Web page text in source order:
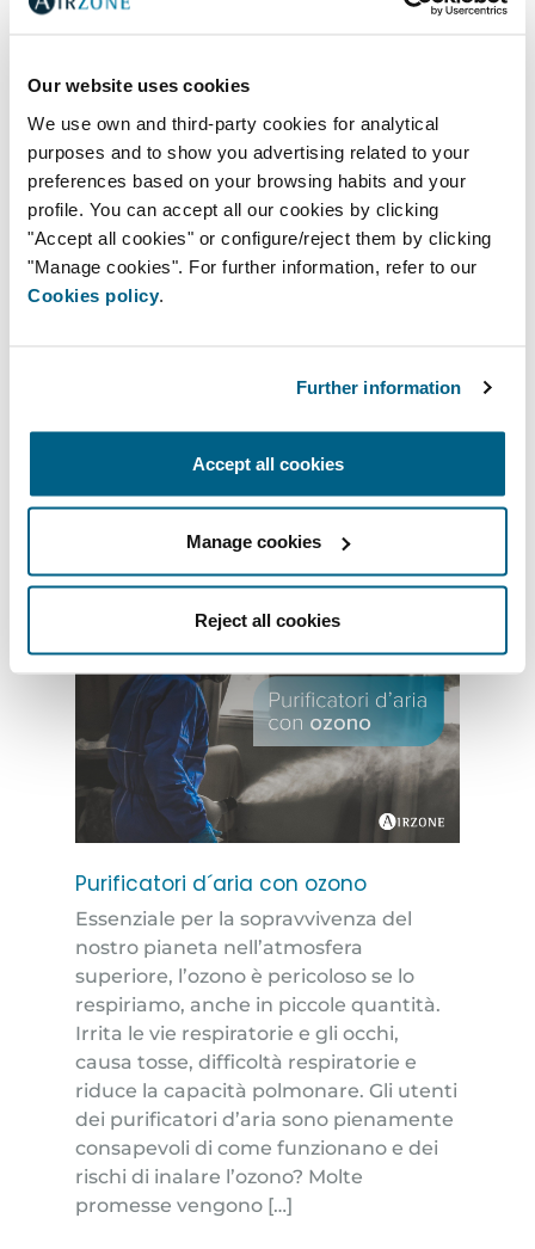
Our website uses cookies
We use own and third-party cookies for analytical
purposes and to show you advertising related to your
preferences based on your browsing habits and your
profile. You can accept all our cookies by clicking
"Accept all cookies" or configure/reject them by clicking
"Manage cookies". For further information, refer to our
Cookies policy.
Further information
Accept all cookies
Manage cookies
Reject all cookies
L´internazionalizzazione é la nostra
strategia di sopravvivenza
Fondata nel 1997, conta attualmente
240 dipendenti e oltre 300.000
impianti di zonificazione
suo obiettivo è quello di aumentare le
esportare verso nuovi paesi.
Attualmente, vendono le loro
attrezzature in più di venti paesi come
Per saperne di più
Purificatori d´aria con ozono
Essenziale per la sopravvivenza del
nostro pianeta nell’atmosfera
superiore, l’ozono è pericoloso se lo
respiriamo, anche in piccole quantità.
Irrita le vie respiratorie e gli occhi,
causa tosse, difficoltà respiratorie e
riduce la capacità polmonare. Gli utenti
dei purificatori d’aria sono pienamente
consapevoli di come funzionano e dei
rischi di inalare l’ozono? Molte
promesse vengono […]